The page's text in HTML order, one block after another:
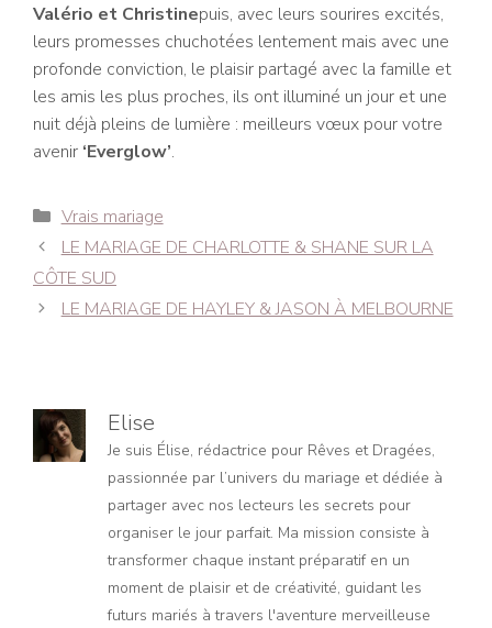
Valério et Christinepuis, avec leurs sourires excités,
leurs promesses chuchotées lentement mais avec une
profonde conviction, le plaisir partagé avec la famille et
les amis les plus proches, ils ont illuminé un jour et une
nuit déjà pleins de lumière : meilleurs vœux pour votre
avenir ‘Everglow’.
Catégories
Vrais mariage
Navigation
des
articles
LE MARIAGE DE CHARLOTTE & SHANE SUR LA
CÔTE SUD
LE MARIAGE DE HAYLEY & JASON À MELBOURNE
Elise
Je suis Élise, rédactrice pour Rêves et Dragées,
passionnée par l’univers du mariage et dédiée à
partager avec nos lecteurs les secrets pour
organiser le jour parfait. Ma mission consiste à
transformer chaque instant préparatif en un
moment de plaisir et de créativité, guidant les
futurs mariés à travers l'aventure merveilleuse